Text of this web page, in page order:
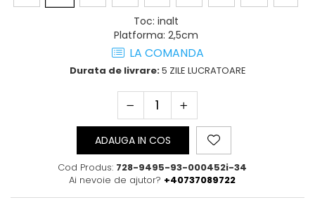
Toc: inalt
Platforma: 2,5cm
LA COMANDA
Durata de livrare:5 ZILE LUCRATOARE
ADAUGA IN COS
Cod Produs: 728-9495-93-000452i-34
Ai nevoie de ajutor? +40737089722